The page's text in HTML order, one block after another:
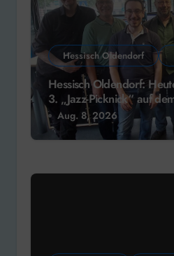
Hessisch Oldendorf
Hessisch Oldendorf:
3. „Jazz-Picknick“ auf
UhrAug. 8, 2026